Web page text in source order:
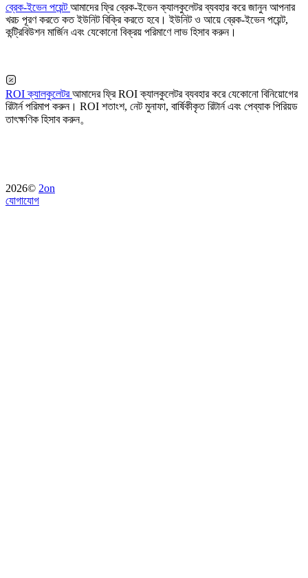
ব্রেক-ইভেন পয়েন্টআমাদের ফ্রি ব্রেক-ইভেন ক্যালকুলেটর ব্যবহার করে জানুন আপনার
খরচ পূরণ করতে কত ইউনিট বিক্রি করতে হবে। ইউনিট ও আয়ে ব্রেক-ইভেন পয়েন্ট,
কন্ট্রিবিউশন মার্জিন এবং যেকোনো বিক্রয় পরিমাণে লাভ হিসাব করুন।
ROI ক্যালকুলেটরআমাদের ফ্রি ROI ক্যালকুলেটর ব্যবহার করে যেকোনো বিনিয়োগের
রিটার্ন পরিমাপ করুন। ROI শতাংশ, নেট মুনাফা, বার্ষিকীকৃত রিটার্ন এবং পেব্যাক পিরিয়ড
তাৎক্ষণিক হিসাব করুন。
2026© 2on
যোগাযোগ